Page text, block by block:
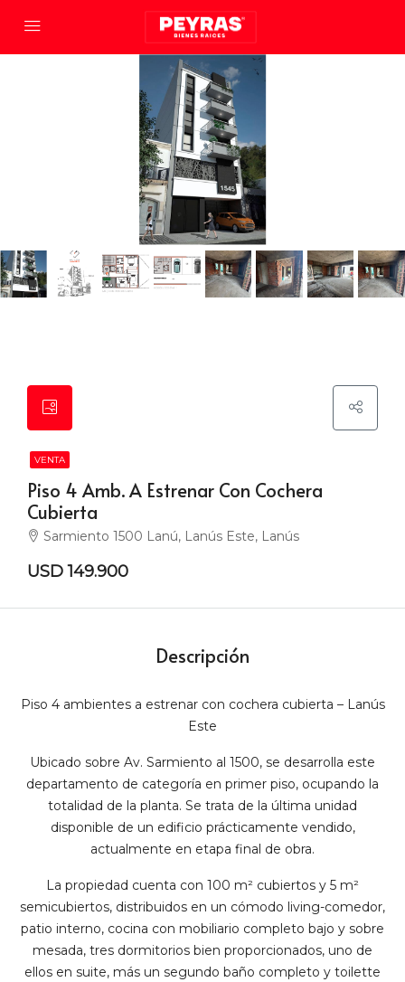
VENTA
Piso 4 Amb. A Estrenar Con Cochera
Cubierta
Sarmiento 1500 Lanú, Lanús Este, Lanús
USD 149.900
Descripción
Piso 4 ambientes a estrenar con cochera cubierta – Lanús
Este
Ubicado sobre Av. Sarmiento al 1500, se desarrolla este
departamento de categoría en primer piso, ocupando la
totalidad de la planta. Se trata de la última unidad
disponible de un edificio prácticamente vendido,
actualmente en etapa final de obra.
La propiedad cuenta con 100 m² cubiertos y 5 m²
semicubiertos, distribuidos en un cómodo living-comedor,
patio interno, cocina con mobiliario completo bajo y sobre
mesada, tres dormitorios bien proporcionados, uno de
ellos en suite, más un segundo baño completo y toilette